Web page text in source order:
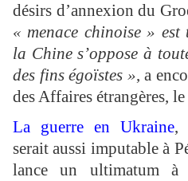
désirs d’annexion du
« menace chinoise »
la Chine s’oppose à
des fins égoïstes », a
des Affaires étrangères,
La guerre en Ukraine,
serait aussi imputable à
lance un ultimatum à